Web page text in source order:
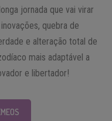
jornada que vai virar
quebra de
e alteração total de
mais adaptável a
e libertador!